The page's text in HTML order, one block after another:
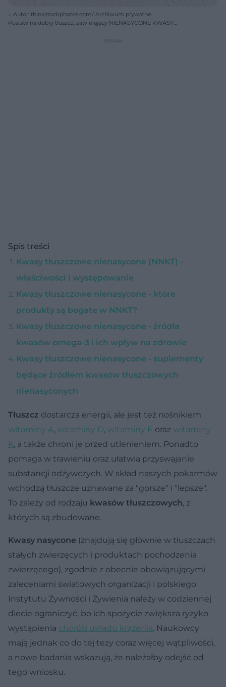
Autor: thinkstockphotos.com/ Archiwum prywatne
Postaw na dobry tłuszcz, zawierający NIENASYCONE KWASY
Spis treści
Kwasy tłuszczowe nienasycone (NNKT) -
właściwości i występowanie
Kwasy tłuszczowe nienasycone - które
produkty są bogate w NNKT?
Kwasy tłuszczowe nienasycone - źródła
kwasów omega-3 i ich wpływ na zdrowie
Kwasy tłuszczowe nienasycone - suplementy
będące źródłem kwasów tłuszczowych
nienasyconych
Tłuszcz dostarcza energii, ale jest też nośnikiem
witaminy A, witaminy D, witaminy E oraz witaminy
K, a także chroni je przed utlenieniem. Ponadto
pomaga w trawieniu oraz ułatwia przyswajanie
substancji odżywczych. W skład naszych pokarmów
wchodzą tłuszcze uznawane za "gorsze" i "lepsze".
To zależy od rodzaju kwasów tłuszczowych, z
których są zbudowane.
Kwasy nasycone (znajdują się głównie w tłuszczach
stałych zwierzęcych i produktach pochodzenia
zwierzęcego), zgodnie z obecnie obowiązującymi
zaleceniami światowych organizacji i polskiego
Instytutu Żywności i Żywienia należy w codziennej
diecie ograniczyć, bo ich spożycie zwiększa ryzyko
wystąpienia chorób układu krążenia. Naukowcy
mają jednak co do tej tezy coraz więcej wątpliwości,
a nowe badania wskazują, że należałby odejść od
tego wniosku.